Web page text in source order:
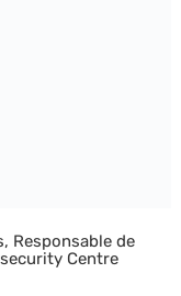
Responsable de
Centre